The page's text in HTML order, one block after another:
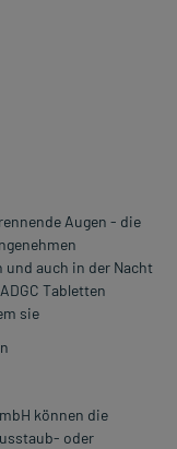
Augen - die
und auch in der Nacht
Tabletten
sie
können die
oder